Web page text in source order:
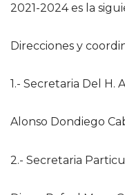
2021-2024 es la
Direcciones y
1.- Secretaria Del H.
Alonso Dondiego
2.- Secretaria